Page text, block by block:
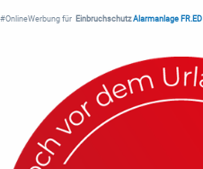
#OnlineWerbung für Einbruchschutz Alarmanlage FR.ED